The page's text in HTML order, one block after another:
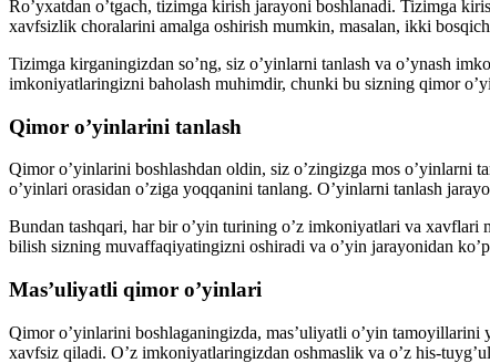
Ro’yxatdan o’tgach, tizimga kirish jarayoni boshlanadi. Tizimga
xavfsizlik choralarini amalga oshirish mumkin, masalan, ikki
Tizimga kirganingizdan so’ng, siz o’yinlarni tanlash va o’ynash
imkoniyatlaringizni baholash muhimdir, chunki bu sizning qimor
Qimor o’yinlarini tanlash
Qimor o’yinlarini boshlashdan oldin, siz o’zingizga mos
o’yinlari orasidan o’ziga yoqqanini tanlang. O’yinlarni tanlash
Bundan tashqari, har bir o’yin turining o’z imkoniyatlari va xavflari
bilish sizning muvaffaqiyatingizni oshiradi va o’yin jarayonidan
Mas’uliyatli qimor o’yinlari
Qimor o’yinlarini boshlaganingizda, mas’uliyatli o’yin
xavfsiz qiladi. O’z imkoniyatlaringizdan oshmaslik va o’z his-